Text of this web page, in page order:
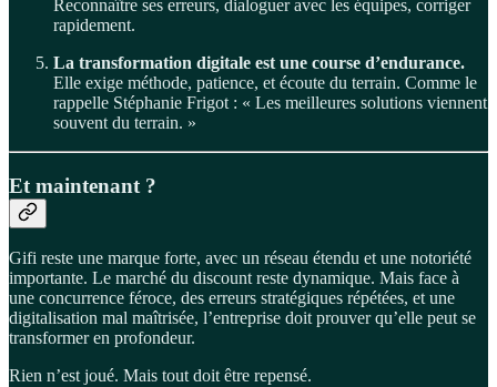
Reconnaître ses erreurs, dialoguer avec les équipes, corriger
rapidement.
La transformation digitale est une course d’endurance.
Elle exige méthode, patience, et écoute du terrain. Comme le
rappelle Stéphanie Frigot : « Les meilleures solutions viennent
souvent du terrain. »
Et maintenant ?
Gifi reste une marque forte, avec un réseau étendu et une notoriété
importante. Le marché du discount reste dynamique. Mais face à
une concurrence féroce, des erreurs stratégiques répétées, et une
digitalisation mal maîtrisée, l’entreprise doit prouver qu’elle peut se
transformer en profondeur.
Rien n’est joué. Mais tout doit être repensé.